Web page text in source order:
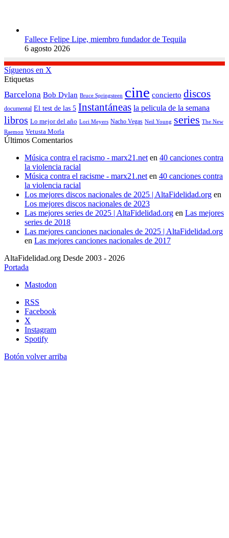
Fallece Felipe Lipe, miembro fundador de Tequila
6 agosto 2026
Síguenos en X
Etiquetas
Barcelona Bob Dylan Bruce Springsteen cine concierto discos
documental El test de las 5 Instantáneas la pelicula de la semana
libros Lo mejor del año Lori Meyers Nacho Vegas Neil Young series The New
Raemon Vetusta Morla
Últimos Comentarios
Música contra el racismo - marx21.neten 40 canciones contra
la violencia racial
Música contra el racisme - marx21.neten 40 canciones contra
la violencia racial
Los mejores discos nacionales de 2025 | AltaFidelidad.org en
Los mejores discos nacionales de 2023
Las mejores series de 2025 | AltaFidelidad.org en Las mejores
series de 2018
Las mejores canciones nacionales de 2025 | AltaFidelidad.org
en Las mejores canciones nacionales de 2017
AltaFidelidad.org Desde 2003 - 2026
Portada
Mastodon
RSS
Facebook
X
Instagram
Spotify
Botón volver arriba